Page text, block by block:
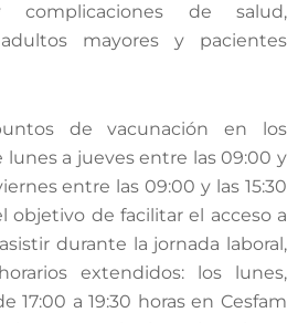
complicaciones de salud,
mayores y pacientes
de vacunación en los
lunes a jueves entre las 09:00 y
entre las 09:00 y las 15:30
objetivo de facilitar el acceso a
durante la jornada laboral,
extendidos: los lunes,
17:00 a 19:30 horas en Cesfam